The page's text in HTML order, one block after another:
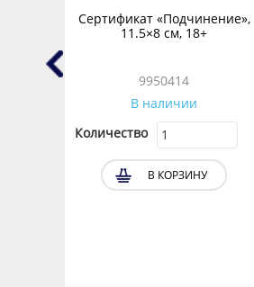
Сертификат «Подчинение»,
11.5×8 см, 18+
9950414
В наличии
Количество
В КОРЗИНУ